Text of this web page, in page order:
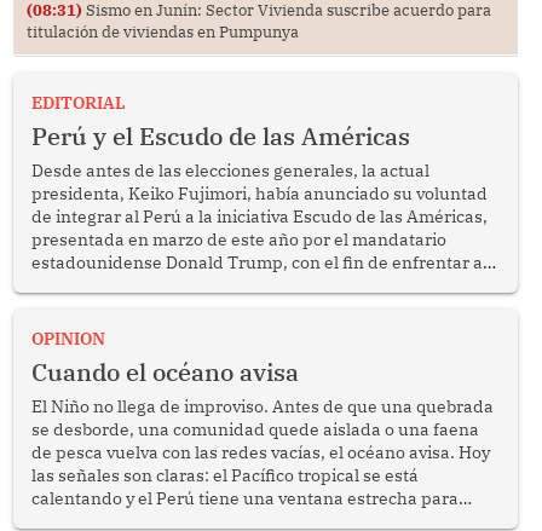
(08:31) Sismo en Junín: Sector Vivienda suscribe acuerdo para
titulación de viviendas en Pumpunya
EDITORIAL
Perú y el Escudo de las Américas
Desde antes de las elecciones generales, la actual
presidenta, Keiko Fujimori, había anunciado su voluntad
de integrar al Perú a la iniciativa Escudo de las Américas,
presentada en marzo de este año por el mandatario
estadounidense Donald Trump, con el fin de enfrentar al
OPINION
Cuando el océano avisa
El Niño no llega de improviso. Antes de que una quebrada
se desborde, una comunidad quede aislada o una faena
de pesca vuelva con las redes vacías, el océano avisa. Hoy
las señales son claras: el Pacífico tropical se está
calentando y el Perú tiene una ventana estrecha para